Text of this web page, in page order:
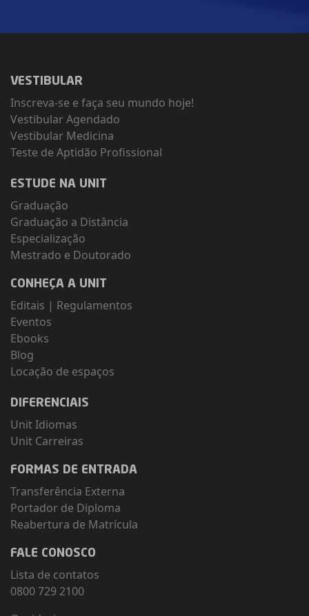
VESTIBULAR
Inscreva-se e faça seu mundo hoje!
Vestibular Agendado
Vestibular Medicina
Teste de Aptidão Profissional
ESTUDE NA UNIT
Graduação
Graduação a Distância
Especialização
Mestrado e Doutorado
CONHEÇA A UNIT
Editais | Regulamentos
Eventos
Ebooks
Blog
Locação de espaços
DIFERENCIAIS
Unit Idiomas
Unit Carreiras
FORMAS DE ENTRADA
Transferência Externa
Portador de Diploma
Reabertura de Matrícula
FALE CONOSCO
Lista de contatos
0800 729 2100